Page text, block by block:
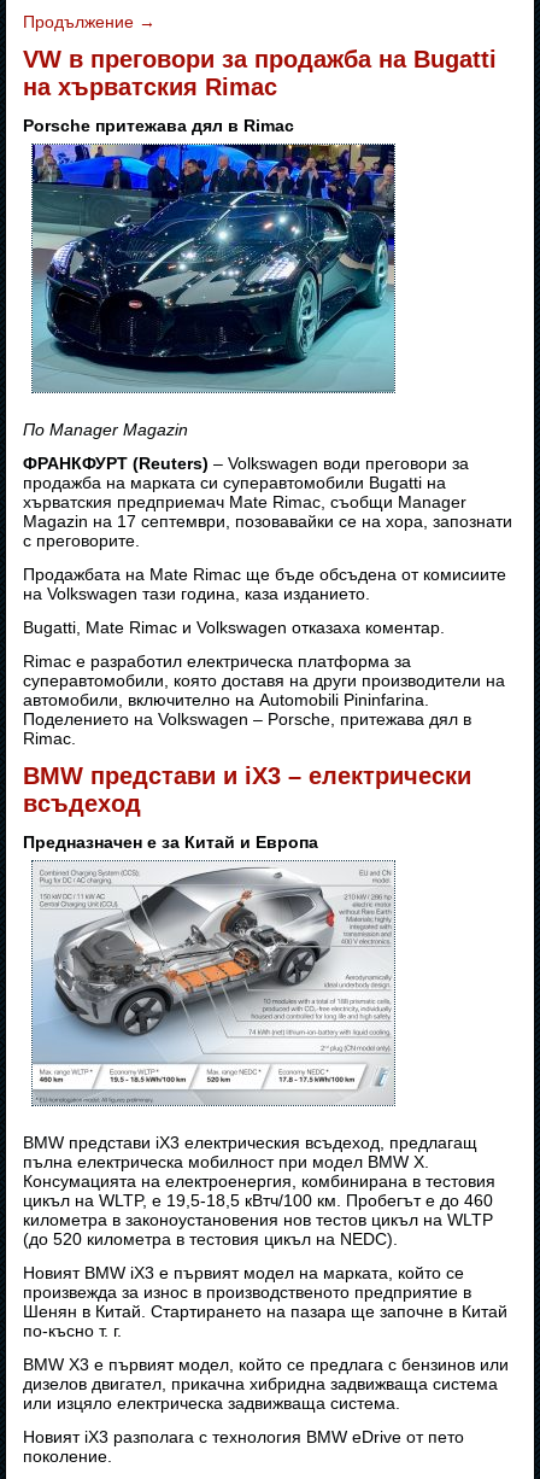
Продължение →
VW в преговори за продажба на Bugatti
на хърватския Rimac
Porsche притежава дял в Rimac
По Manager Magazin
ФРАНКФУРТ (Reuters) – Volkswagen води преговори за
продажба на марката си суперавтомобили Bugatti на
хърватския предприемач Mate Rimac, съобщи Manager
Magazin на 17 септември, позовавайки се на хора, запознати
с преговорите.
Продажбата на Mate Rimac ще бъде обсъдена от комисиите
на Volkswagen тази година, каза изданието.
Bugatti, Mate Rimac и Volkswagen отказаха коментар.
Rimac е разработил електрическа платформа за
суперавтомобили, която доставя на други производители на
автомобили, включително на Automobili Pininfarina.
Поделението на Volkswagen – Porsche, притежава дял в
Rimac.
BMW представи и iX3 – електрически
всъдеход
Предназначен е за Китай и Европа
BMW представи iX3 електрическия всъдеход, предлагащ
пълна електрическа мобилност при модел BMW X.
Консумацията на електроенергия, комбинирана в тестовия
цикъл на WLTP, е 19,5-18,5 кВтч/100 км. Пробегът е до 460
километра в законоустановения нов тестов цикъл на WLTP
(до 520 километра в тестовия цикъл на NEDC).
Новият BMW iX3 е първият модел на марката, който се
произвежда за износ в производственото предприятие в
Шенян в Китай. Стартирането на пазара ще започне в Китай
по-късно т. г.
BMW X3 е първият модел, който се предлага с бензинов или
дизелов двигател, прикачна хибридна задвижваща система
или изцяло електрическа задвижваща система.
Новият iX3 разполага с технология BMW eDrive от пето
поколение.